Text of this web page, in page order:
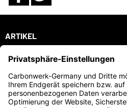
ARTIKEL
UNTERNEHMEN
DEIN KONTO